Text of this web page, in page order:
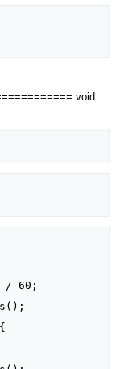
void